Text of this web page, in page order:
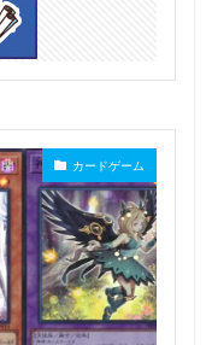
カードゲーム